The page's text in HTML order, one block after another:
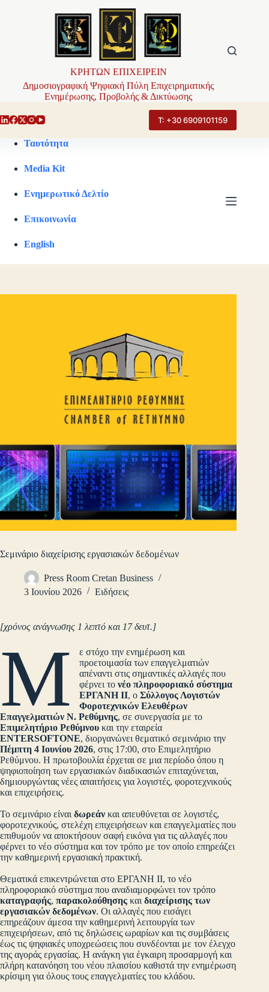
ΚΡΗΤΩΝ ΕΠΙΧΕΙΡΕΙΝ
Δημοσιογραφική Ψηφιακή Πύλη Επιχειρηματικής
Ενημέρωσης, Προβολής & Δικτύωσης
Τ: +30 6909101159
Ταυτότητα
Media Kit
Ενημερωτικό Δελτίο
Επικοινωνία
English
Σεμινάριο διαχείρισης εργασιακών δεδομένων
Press Room Cretan Business
3 Ιουνίου 2026
Ειδήσεις
[χρόνος ανάγνωσης 1 λεπτό και 17 δευτ.]
Μ
ε στόχο την ενημέρωση και
προετοιμασία των επαγγελματιών
απέναντι στις σημαντικές αλλαγές που
φέρνει τονέο πληροφοριακό σύστημα
ΕΡΓΑΝΗ ΙΙ, οΣύλλογος Λογιστών
Φοροτεχνικών Ελευθέρων
Επαγγελματιών Ν. Ρεθύμνης, σε συνεργασία με το
Επιμελητήριο Ρεθύμνου και την εταιρεία
ENTERSOFTONE, διοργανώνει θεματικό σεμινάριο την
Πέμπτη 4 Ιουνίου 2026, στις 17:00, στο Επιμελητήριο
Ρεθύμνου. Η πρωτοβουλία έρχεται σε μια περίοδο όπου η
ψηφιοποίηση των εργασιακών διαδικασιών επιταχύνεται,
δημιουργώντας νέες απαιτήσεις για λογιστές, φοροτεχνικούς
και επιχειρήσεις.
Το σεμινάριο είναι δωρεάν και απευθύνεται σε λογιστές,
φοροτεχνικούς, στελέχη επιχειρήσεων και επαγγελματίες που
επιθυμούν να αποκτήσουν σαφή εικόνα για τις αλλαγές που
φέρνει το νέο σύστημα και τον τρόπο με τον οποίο επηρεάζει
την καθημερινή εργασιακή πρακτική.
Θεματικά επικεντρώνεται στο ΕΡΓΑΝΗ ΙΙ, το νέο
πληροφοριακό σύστημα που αναδιαμορφώνει τον τρόπο
καταγραφής, παρακολούθησης και διαχείρισης των
εργασιακών δεδομένων. Οι αλλαγές που εισάγει
επηρεάζουν άμεσα την καθημερινή λειτουργία των
επιχειρήσεων, από τις δηλώσεις ωραρίων και τις συμβάσεις
έως τις ψηφιακές υποχρεώσεις που συνδέονται με τον έλεγχο
της αγοράς εργασίας. Η ανάγκη για έγκαιρη προσαρμογή και
πλήρη κατανόηση του νέου πλαισίου καθιστά την ενημέρωση
κρίσιμη για όλους τους επαγγελματίες του κλάδου.